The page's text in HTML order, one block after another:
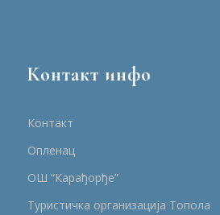
Контакт инфо
Контакт
Опленац
ОШ “Карађорђе”
Туристичка организација Топола